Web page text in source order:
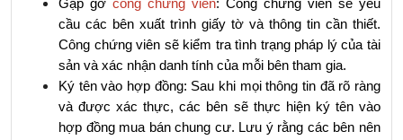
Gặp gỡ công chứng viên: Công chứng viên sẽ yêu
cầu các bên xuất trình giấy tờ và thông tin cần thiết.
Công chứng viên sẽ kiểm tra tình trạng pháp lý của tài
sản và xác nhận danh tính của mỗi bên tham gia.
Ký tên vào hợp đồng: Sau khi mọi thông tin đã rõ ràng
và được xác thực, các bên sẽ thực hiện ký tên vào
hợp đồng mua bán chung cư. Lưu ý rằng các bên nên